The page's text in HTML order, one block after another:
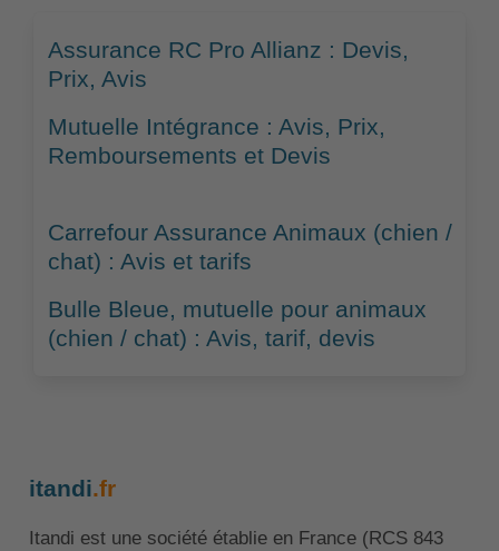
Assurance RC Pro Allianz : Devis,
Prix, Avis
Mutuelle Intégrance : Avis, Prix,
Remboursements et Devis
Carrefour Assurance Animaux (chien /
chat) : Avis et tarifs
Bulle Bleue, mutuelle pour animaux
(chien / chat) : Avis, tarif, devis
itandi.fr
Itandi est une société établie en France (RCS 843